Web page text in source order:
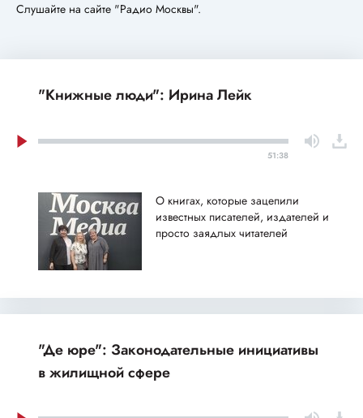
Слушайте на сайте "Радио Москвы".
"Книжные люди": Ирина Лейк
51:38
О книгах, которые зацепили
известных писателей, издателей и
просто заядлых читателей
"Де юре": Законодательные инициативы
в жилищной сфере